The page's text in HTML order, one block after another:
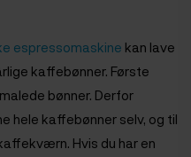
espressomaskine kan lave
kaffebønner. Første
bønner. Derfor
hele kaffebønner selv, og til
Hvis du har en